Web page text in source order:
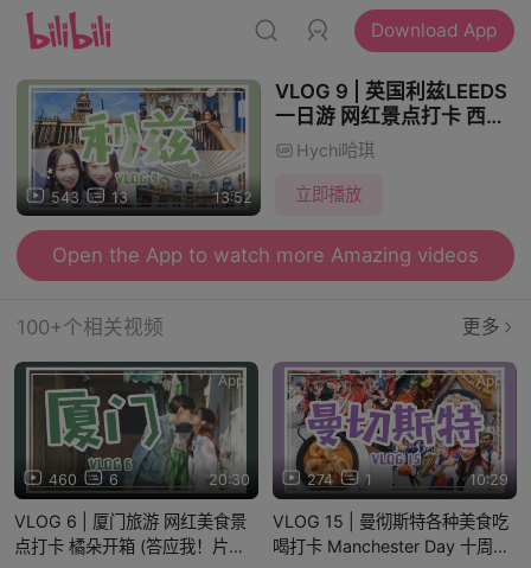
Download App
543 13 13:52
VLOG 9 | 英国利兹LEEDS
一日游 网红景点打卡 西班
牙餐厅 逛画展
Hychi哈琪
立即播放
Open the App to watch more Amazing videos
100+个相关视频 更多
460 6 20:30
App
VLOG 6 | 厦门旅游 网红美食景
点打卡 橘朵开箱 (答应我！片尾
274 1 10:29
App
VLOG 15 | 曼彻斯特各种美食吃
喝打卡 Manchester Day 十周年